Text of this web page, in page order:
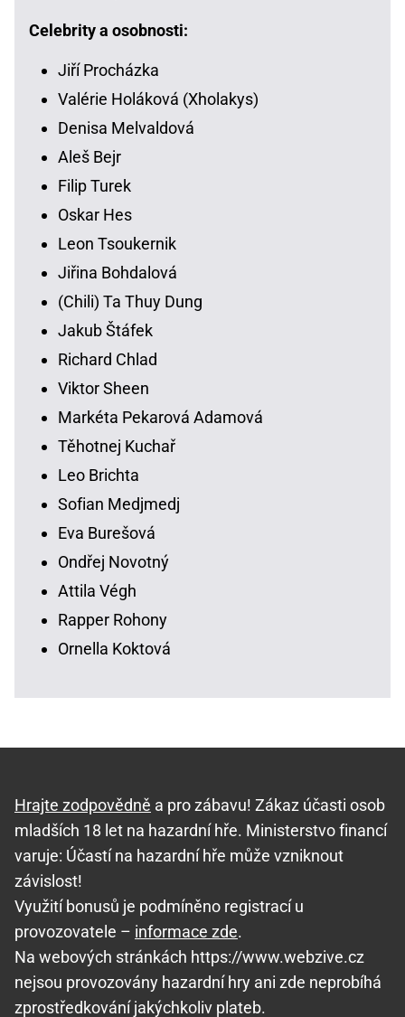
Celebrity a osobnosti:
Jiří Procházka
Valérie Holáková (Xholakys)
Denisa Melvaldová
Aleš Bejr
Filip Turek
Oskar Hes
Leon Tsoukernik
Jiřina Bohdalová
(Chili) Ta Thuy Dung
Jakub Štáfek
Richard Chlad
Viktor Sheen
Markéta Pekarová Adamová
Těhotnej Kuchař
Leo Brichta
Sofian Medjmedj
Eva Burešová
Ondřej Novotný
Attila Végh
Rapper Rohony
Ornella Koktová
Hrajte zodpovědně a pro zábavu! Zákaz účasti osob
mladších 18 let na hazardní hře. Ministerstvo financí
varuje: Účastí na hazardní hře může vzniknout
závislost!
Využití bonusů je podmíněno registrací u
provozovatele – informace zde.
Na webových stránkách https://www.webzive.cz
nejsou provozovány hazardní hry ani zde neprobíhá
zprostředkování jakýchkoliv plateb.